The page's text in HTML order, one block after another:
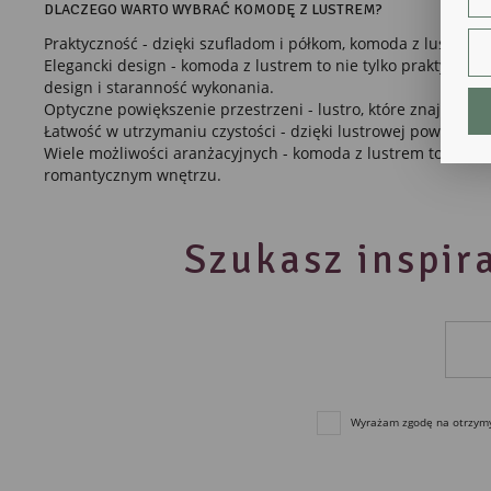
DLACZEGO WARTO WYBRAĆ KOMODĘ Z LUSTREM?
Praktyczność - dzięki szufladom i półkom, komoda z
Elegancki design - komoda z lustrem to nie tylko
design i staranność wykonania.
Optyczne powiększenie przestrzeni - lustro, które znajduje
Łatwość w utrzymaniu czystości - dzięki lustrowej
Wiele możliwości aranżacyjnych - komoda z lustrem to
romantycznym wnętrzu.
Szukasz
Wyrażam zgodę na